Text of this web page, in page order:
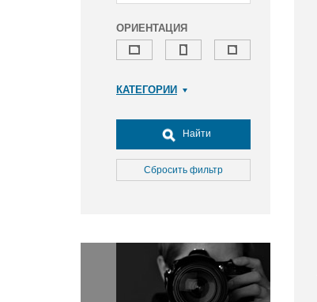
ОРИЕНТАЦИЯ
КАТЕГОРИИ
Досуг, туризм и отдых
Культура
Медицина
Окружающая среда
Политика
Правосудие
Найти
Сбросить фильтр